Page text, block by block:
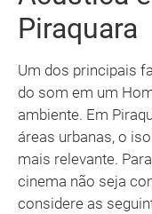
Piraquara
Um dos principais
do som em um
ambiente. Em
áreas urbanas, o
mais relevante.
cinema não seja
considere as